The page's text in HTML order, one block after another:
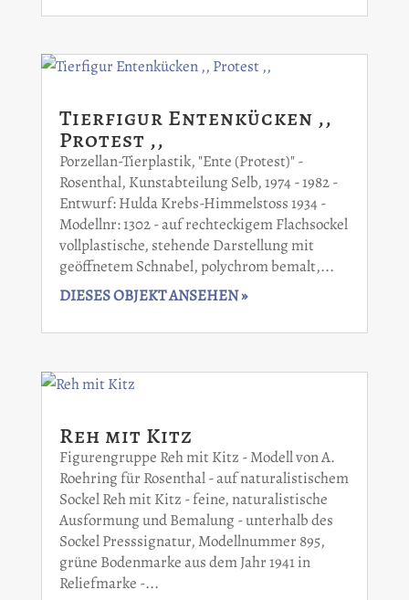
Tierfigur Entenkücken ,,
Protest ,,
Porzellan-Tierplastik, "Ente (Protest)" -
Rosenthal, Kunstabteilung Selb, 1974 - 1982 -
Entwurf: Hulda Krebs-Himmelstoss 1934 -
Modellnr: 1302 - auf rechteckigem Flachsockel
vollplastische, stehende Darstellung mit
geöffnetem Schnabel, polychrom bemalt,...
DIESES OBJEKT ANSEHEN »
Reh mit Kitz
Figurengruppe Reh mit Kitz - Modell von A.
Roehring für Rosenthal - auf naturalistischem
Sockel Reh mit Kitz - feine, naturalistische
Ausformung und Bemalung - unterhalb des
Sockel Presssignatur, Modellnummer 895,
grüne Bodenmarke aus dem Jahr 1941 in
Reliefmarke -...